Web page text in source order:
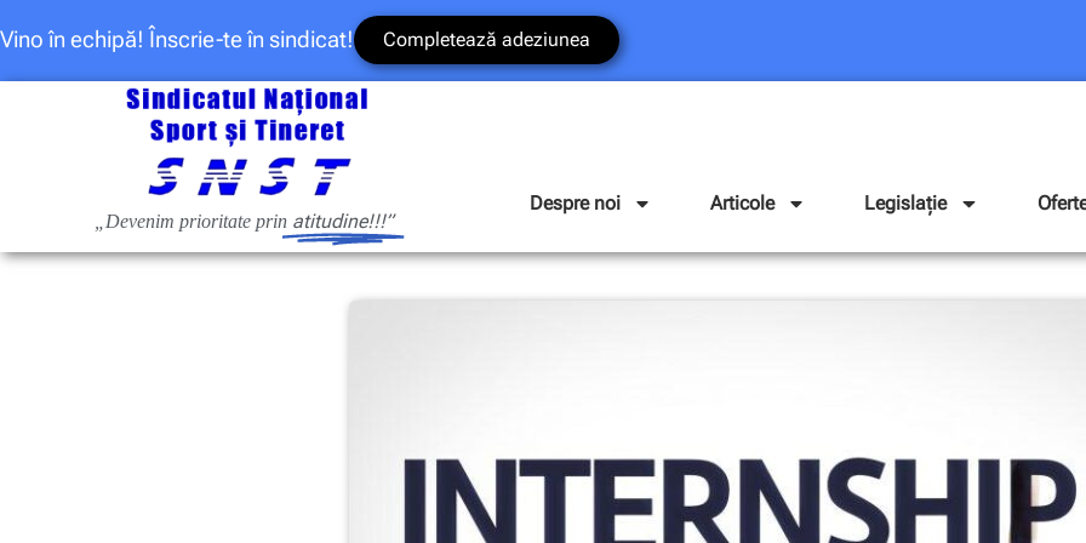
Vino în echipă! Înscrie-te în sindicat! Completează adeziunea
„Devenim prioritate prin atitudine!!!”
Despre noi Articole Legislație